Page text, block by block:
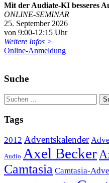
Mit der Audiate-KI besseres
ONLINE-SEMINAR
25. September 2026
von 9:00-12:15 Uhr
Weitere Infos >
Online-Anmeldung
Suche
Tags
2012 Adventskalender
Audio Axel Becker
Camtasia Camtasia-